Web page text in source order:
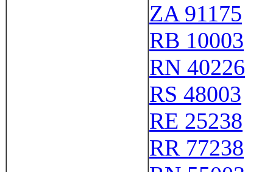
ZA 91175
RB 10003
RN 40226
RS 48003
RE 25238
RR 77238